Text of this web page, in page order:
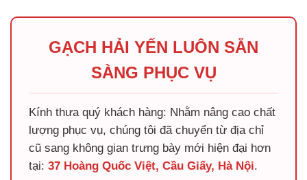
GẠCH HẢI YẾN LUÔN SẴN
SÀNG PHỤC VỤ
Kính thưa quý khách hàng: Nhằm nâng cao chất
lượng phục vụ, chúng tôi đã chuyển từ địa chỉ
cũ sang không gian trưng bày mới hiện đại hơn
tại: 37 Hoàng Quốc Việt, Cầu Giấy, Hà Nội.